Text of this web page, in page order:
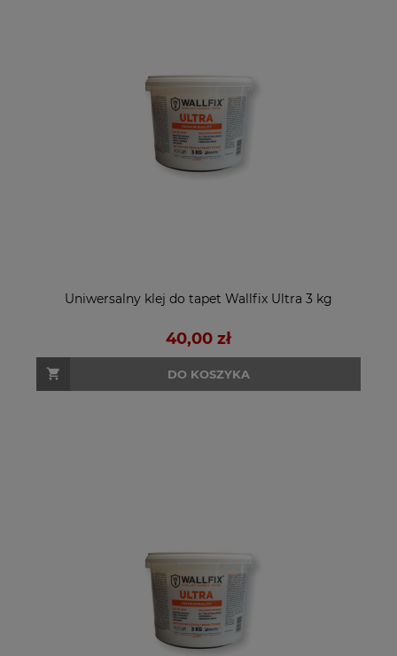
Uniwersalny klej do tapet Wallfix Ultra 3 kg
40,00 zł
DO KOSZYKA